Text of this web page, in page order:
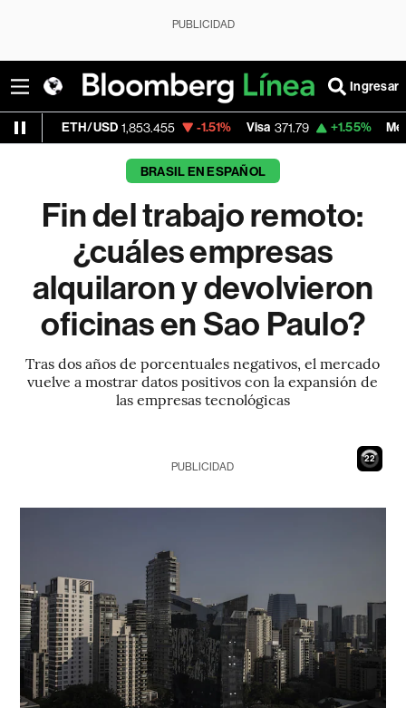
PUBLICIDAD
Ingresar
1,853.455 -1.51% Visa 371.79 +1.55% MercadoLibre
BRASIL EN ESPAÑOL
Fin del trabajo remoto:
¿cuáles empresas
alquilaron y devolvieron
oficinas en Sao Paulo?
Tras dos años de porcentuales negativos, el mercado
vuelve a mostrar datos positivos con la expansión de
las empresas tecnológicas
21
PUBLICIDAD